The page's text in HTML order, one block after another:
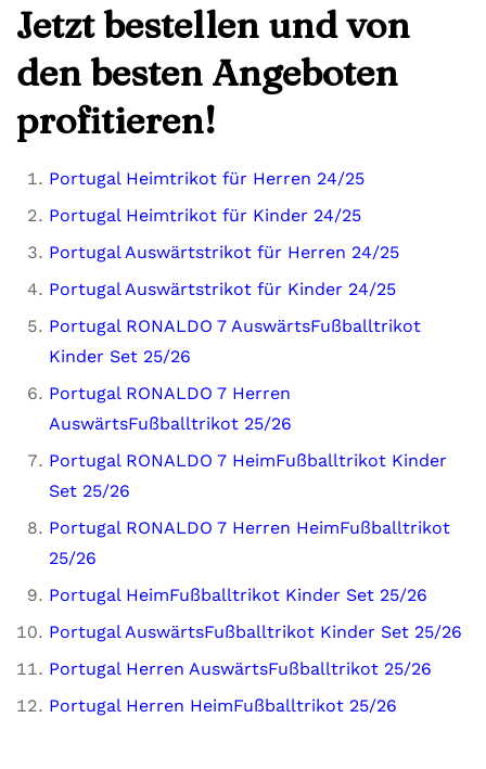
Jetzt bestellen und von
den besten Angeboten
profitieren!
Portugal Heimtrikot für Herren 24/25
Portugal Heimtrikot für Kinder 24/25
Portugal Auswärtstrikot für Herren 24/25
Portugal Auswärtstrikot für Kinder 24/25
Portugal RONALDO 7 AuswärtsFußballtrikot
Kinder Set 25/26
Portugal RONALDO 7 Herren
AuswärtsFußballtrikot 25/26
Portugal RONALDO 7 HeimFußballtrikot Kinder
Set 25/26
Portugal RONALDO 7 Herren HeimFußballtrikot
25/26
Portugal HeimFußballtrikot Kinder Set 25/26
Portugal AuswärtsFußballtrikot Kinder Set 25/26
Portugal Herren AuswärtsFußballtrikot 25/26
Portugal Herren HeimFußballtrikot 25/26